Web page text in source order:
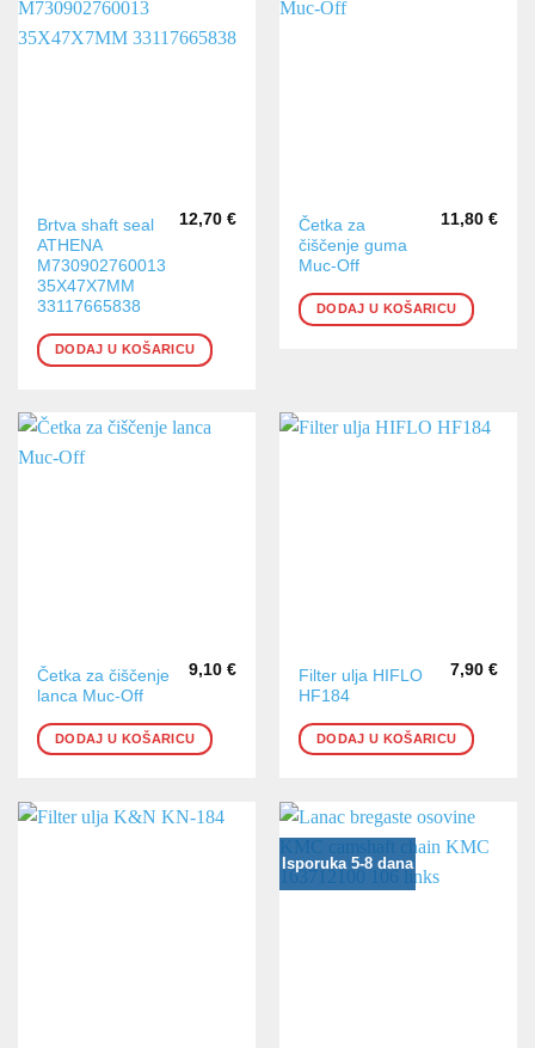
Brtva shaft seal
ATHENA
M730902760013
35X47X7MM
33117665838
12,70 €
DODAJ U KOŠARICU
Četka za
čiščenje guma
Muc-Off
11,80 €
DODAJ U KOŠARICU
Četka za čiščenje
lanca Muc-Off
9,10 €
DODAJ U KOŠARICU
Filter ulja HIFLO
HF184
7,90 €
DODAJ U KOŠARICU
Isporuka 5-8 dana